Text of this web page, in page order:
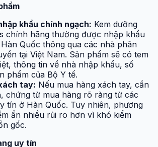
khẩu chính ngạch: Kem dưỡng
chính hãng thường được nhập khẩu
Quốc thông qua các nhà phân
tại Việt Nam. Sản phẩm sẽ có tem
thông tin về nhà nhập khẩu, số
phẩm của Bộ Y tế.
tay: Nếu mua hàng xách tay, cần
chứng từ mua hàng rõ ràng từ các
tín ở Hàn Quốc. Tuy nhiên, phương
ẩn nhiều rủi ro hơn vì khó kiểm
gốc.
uy tín